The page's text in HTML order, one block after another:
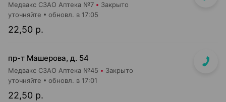
Медвакс СЗАО Аптека №7 Закрыто
22,50 р.
уточняйте обновл. в 17:05
пр-т Машерова, д. 54
Медвакс СЗАО Аптека №45 Закрыто
22,50 р.
уточняйте обновл. в 17:01